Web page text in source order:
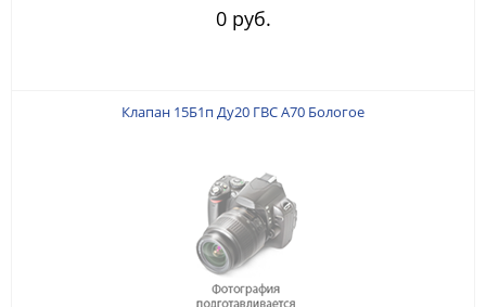
0 руб.
Клапан 15Б1п Ду20 ГВС А70 Бологое